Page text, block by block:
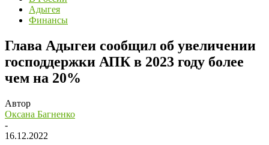
Адыгея
Финансы
Глава Адыгеи сообщил об увеличении
господдержки АПК в 2023 году более
чем на 20%
Автор
Оксана Багненко
-
16.12.2022